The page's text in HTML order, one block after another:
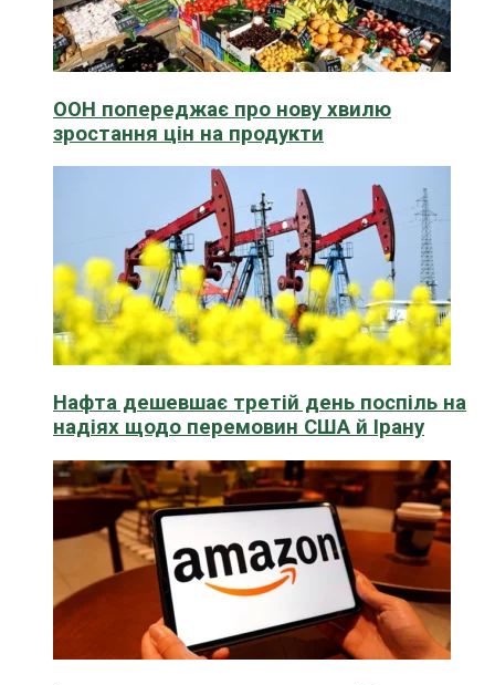
ООН попереджає про нову хвилю
зростання цін на продукти
Нафта дешевшає третій день поспіль на
надіях щодо перемовин США й Ірану